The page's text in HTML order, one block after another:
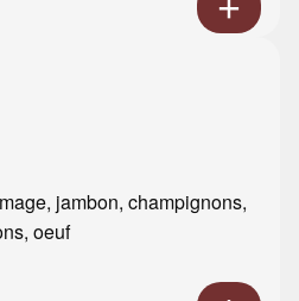
jambon, champignons,
oeuf